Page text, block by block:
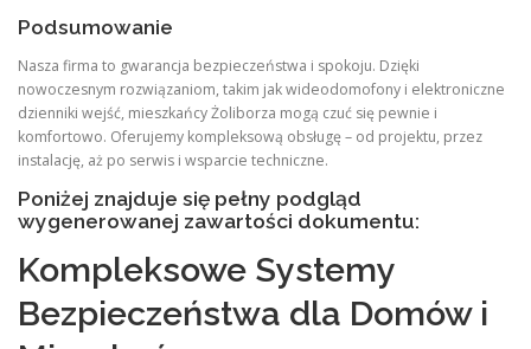
Podsumowanie
Nasza firma to gwarancja bezpieczeństwa i spokoju. Dzięki
nowoczesnym rozwiązaniom, takim jak wideodomofony i elektroniczne
dzienniki wejść, mieszkańcy Żoliborza mogą czuć się pewnie i
komfortowo. Oferujemy kompleksową obsługę – od projektu, przez
instalację, aż po serwis i wsparcie techniczne.
Poniżej znajduje się pełny podgląd
wygenerowanej zawartości dokumentu:
Kompleksowe Systemy
Bezpieczeństwa dla Domów i